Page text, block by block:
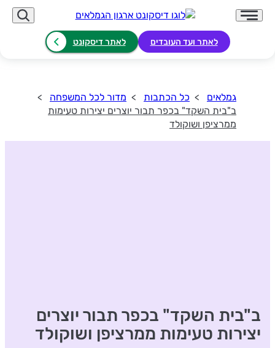
לאתר ועד העובדים לאתר דיסקונט
גמלאים כל הכתבות
מדור לכל המשפחה
ב"בית השקד" בכפר תבור יוצרים יצירות טעימות
ממרציפן ושוקולד
ב"בית השקד" בכפר תבור יוצרים
יצירות טעימות ממרציפן ושוקולד